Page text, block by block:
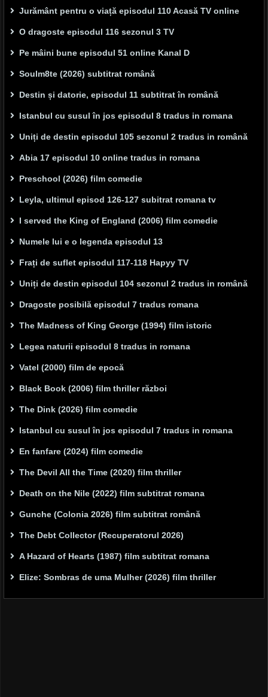
Jurământ pentru o viață episodul 110 Acasă TV online
O dragoste episodul 116 sezonul 3 TV
Pe mâini bune episodul 51 online Kanal D
Soulm8te (2026) subtitrat română
Destin și datorie, episodul 11 subtitrat în română
Istanbul cu susul în jos episodul 8 tradus in romana
Uniți de destin episodul 105 sezonul 2 tradus in română
Abia 17 episodul 10 online tradus in romana
Preschool (2026) film comedie
Leyla, ultimul episod 126-127 subitrat romana tv
I served the King of England (2006) film comedie
Numele lui e o legenda episodul 13
Frați de suflet episodul 117-118 Hapyy TV
Uniți de destin episodul 104 sezonul 2 tradus in română
Dragoste posibilă episodul 7 tradus romana
The Madness of King George (1994) film istoric
Legea naturii episodul 8 tradus in romana
Vatel (2000) film de epocă
Black Book (2006) film thriller război
The Dink (2026) film comedie
Istanbul cu susul în jos episodul 7 tradus in romana
En fanfare (2024) film comedie
The Devil All the Time (2020) film thriller
Death on the Nile (2022) film subtitrat romana
Gunche (Colonia 2026) film subtitrat română
The Debt Collector (Recuperatorul 2026)
A Hazard of Hearts (1987) film subtitrat romana
Elize: Sombras de uma Mulher (2026) film thriller